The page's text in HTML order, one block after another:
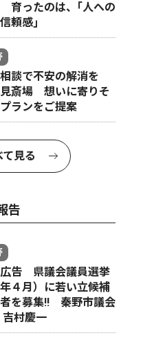
育ったのは、｢人への
頼感｣
談で不安の解消を
斎場 想いに寄りそ
ランをご提案
て見る
告
告 県議会議員選挙
年４月）に若い立候補
を募集‼ 秦野市議会
吉村慶一